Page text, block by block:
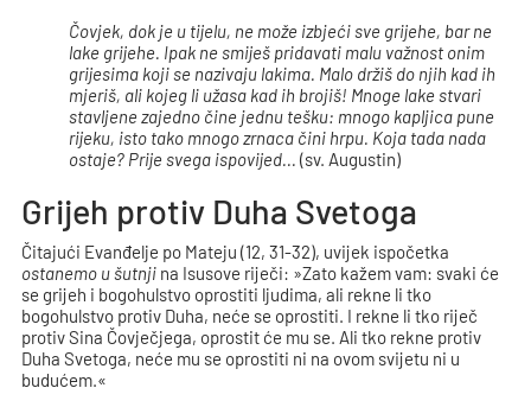
Čovjek, dok je u tijelu, ne može izbjeći sve grijehe, bar ne
lake grijehe. Ipak ne smiješ pridavati malu važnost onim
grijesima koji se nazivaju lakima. Malo držiš do njih kad ih
mjeriš, ali kojeg li užasa kad ih brojiš! Mnoge lake stvari
stavljene zajedno čine jednu tešku: mnogo kapljica pune
rijeku, isto tako mnogo zrnaca čini hrpu. Koja tada nada
ostaje? Prije svega ispovijed... (sv. Augustin)
Grijeh protiv Duha Svetoga
Čitajući Evanđelje po Mateju (12, 31-32), uvijek ispočetka
ostanemo u šutnji na Isusove riječi: »Zato kažem vam: svaki će
se grijeh i bogohulstvo oprostiti ljudima, ali rekne li tko
bogohulstvo protiv Duha, neće se oprostiti. I rekne li tko riječ
protiv Sina Čovječjega, oprostit će mu se. Ali tko rekne protiv
Duha Svetoga, neće mu se oprostiti ni na ovom svijetu ni u
budućem.«